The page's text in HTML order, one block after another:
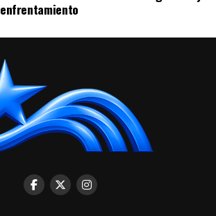
enfrentamiento